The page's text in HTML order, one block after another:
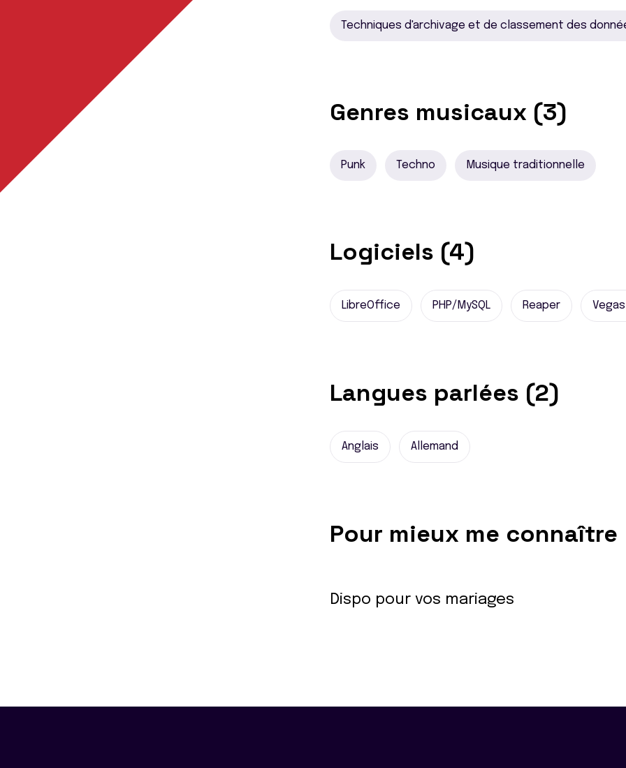
Techniques d'archivage et de classement des
Genres musicaux (3)
Punk Techno Musique traditionnelle
Logiciels (4)
LibreOffice PHP/MySQL Reaper
Langues parlées (2)
Anglais Allemand
Pour mieux me connaître
Dispo pour vos mariages